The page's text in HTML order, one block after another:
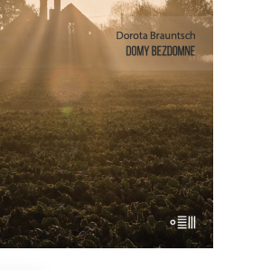
E-BOOK DO KOSZYKA
przemianie Górnego Śląska i
czym jest dom. I jeszcze o
którzy próbują ocalić
Bo jeśli nie wiesz, skąd
nie wiesz, kim jesteś.
36.00zł 18.00zł